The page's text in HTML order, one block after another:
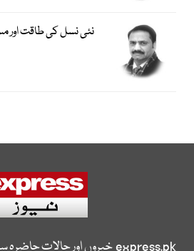
نئی نسل کی طاقت اور
express.pkخبروں اور حالات